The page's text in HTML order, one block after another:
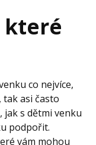
které
co nejvíce,
tak asi často
s dětmi venku
podpořit.
vám mohou